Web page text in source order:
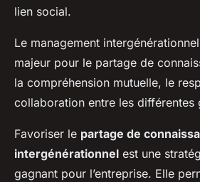
lien social.
Le management
majeur pour le partage de
la compréhension mutuelle, le
collaboration entre les différentes
Favoriser le partage de
intergénérationnel est une
gagnant pour l’entreprise. Elle